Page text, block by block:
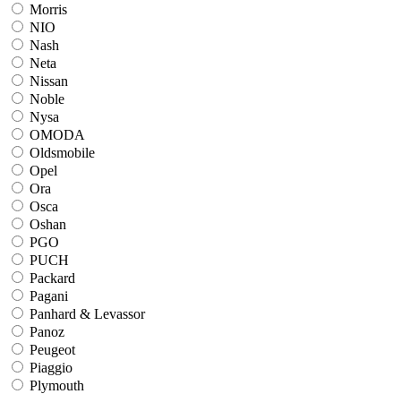
Morris
NIO
Nash
Neta
Nissan
Noble
Nysa
OMODA
Oldsmobile
Opel
Ora
Osca
Oshan
PGO
PUCH
Packard
Pagani
Panhard & Levassor
Panoz
Peugeot
Piaggio
Plymouth